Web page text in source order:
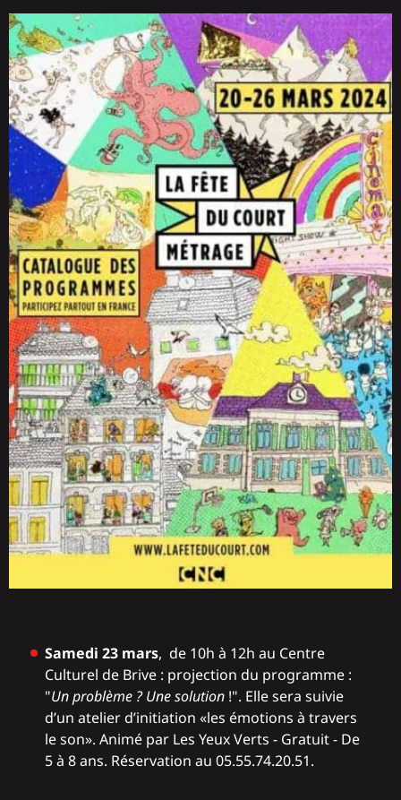
Samedi 23 mars, de 10h à 12h au Centre
Culturel de Brive : projection du programme :
"Un problème ? Une solution !". Elle sera suivie
d’un atelier d’initiation «les émotions à travers
le son». Animé par Les Yeux Verts - Gratuit - De
5 à 8 ans. Réservation au 05.55.74.20.51.